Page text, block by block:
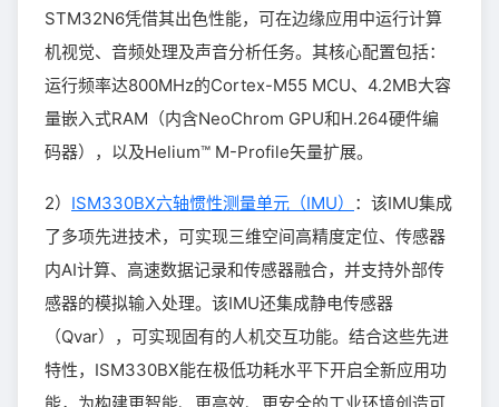
STM32N6凭借其出色性能，可在边缘应用中运行计算
机视觉、音频处理及声音分析任务。其核心配置包括：
运行频率达800MHz的Cortex-M55 MCU、4.2MB大容
量嵌入式RAM（内含NeoChrom GPU和H.264硬件编
码器），以及Helium™ M-Profile矢量扩展。
2） ISM330BX六轴惯性测量单元（IMU）
：该IMU集成
了多项先进技术，可实现三维空间高精度定位、传感器
内AI计算、高速数据记录和传感器融合，并支持外部传
感器的模拟输入处理。该IMU还集成静电传感器
（Qvar），可实现固有的人机交互功能。结合这些先进
特性，ISM330BX能在极低功耗水平下开启全新应用功